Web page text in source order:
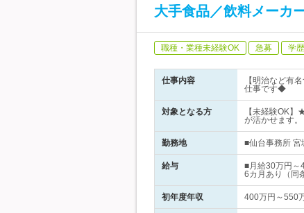
大手食品／飲料メーカ
職種・業種未経験OK 急募 学
仕事内容
【明治など有
仕事です◆
対象となる方
【未経験OK
が活かせます。
勤務地 ■仙台事務所
給与
■月給30万円～
6カ月あり（同
初年度年収 400万円～550